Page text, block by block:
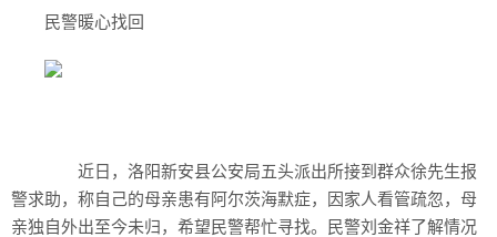
民警暖心找回
近日，洛阳新安县公安局五头派出所接到群众徐先生报
警求助，称自己的母亲患有阿尔茨海默症，因家人看管疏忽，母
亲独自外出至今未归，希望民警帮忙寻找。民警刘金祥了解情况